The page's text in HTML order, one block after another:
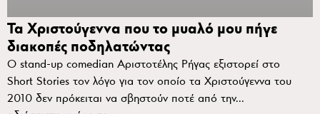
Τα Χριστούγεννα που το μυαλό μου πήγε
διακοπές ποδηλατώντας
Ο stand-up comedian Αριστοτέλης Ρήγας εξιστορεί στο
Short Stories τον λόγο για τον οποίο τα Χριστούγεννα του
2010 δεν πρόκειται να σβηστούν ποτέ από την…